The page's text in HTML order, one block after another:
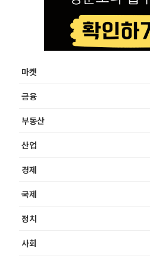
마켓
금융
부동산
산업
경제
국제
정치
사회